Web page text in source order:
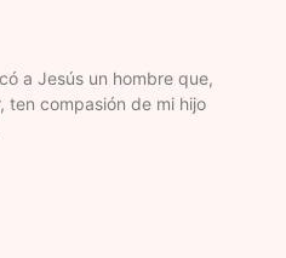
a Jesús un hombre que,
ten compasión de mi hijo